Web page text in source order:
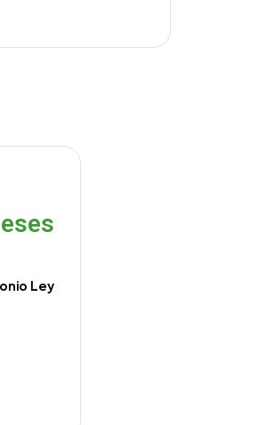
Ley